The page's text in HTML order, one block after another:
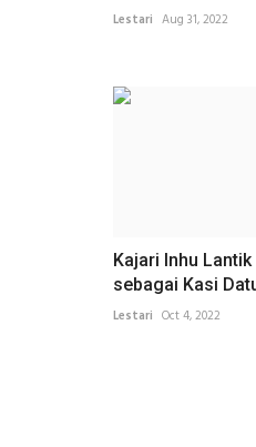
Lestari Aug 31, 2022
Kajari Inhu
sebagai Kasi
Lestari Oct 4, 2022